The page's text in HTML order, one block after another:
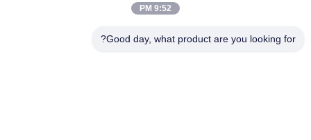
9:52 PM
Good day, what product are you looking for?